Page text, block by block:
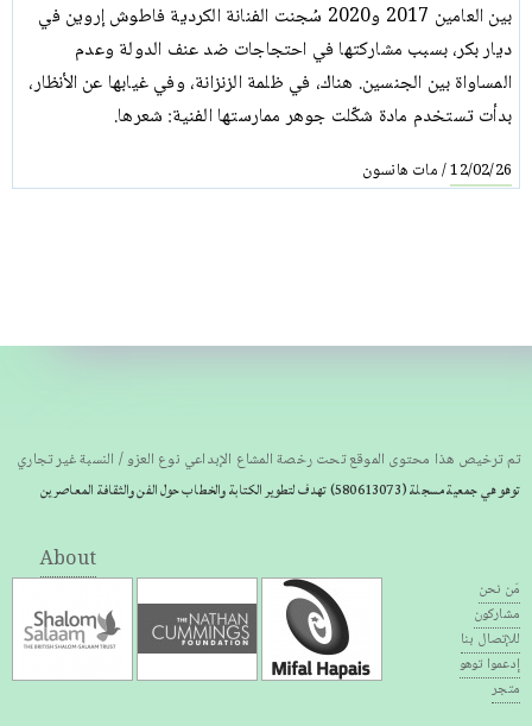
بين العامين 2017 و2020 سُجنت الفنانة الكردية فاطوش إروين في
ديار بكر، بسبب مشاركتها في احتجاجات ضد عنف الدولة وعدم
المساواة بين الجنسين. هناك، في ظلمة الزنزانة، وفي غيابها عن الأنظار،
بدأت تستخدم مادة شكّلت جوهر ممارستها الفنية: شعرها.
12/02/26
/مات هانسون
تم ترخيص هذا محتوى الموقع تحت رخصة المشاع الإبداعي نوع العزو / النسبة غير تجاري
توهو هي جمعية مسجلة(580613073) تهدف لتطوير الكتابة والخطاب حول الفن والثقافة المعاصرين
About
مَن نحن
مشاركون
للإتصال بنا
إدعموا توهو
متجر